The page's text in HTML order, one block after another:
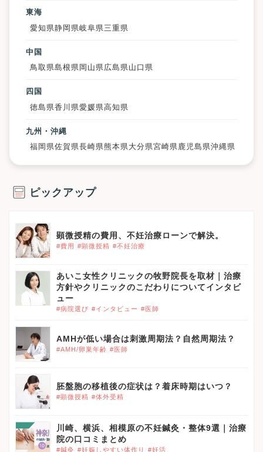
東海
愛知県静岡県岐阜県 三重県
中国
鳥取県島根県 岡山県広島県山口県
四国
徳島県香川県愛媛県高知県
九州・沖縄
福岡県佐賀県長崎県熊本県大分県宮崎県鹿児島県沖縄県
ピックアップ
顕微授精の費用、不妊治療ローンで解決。
#費用 #顕微授精 #不妊治療
あいこ女性クリニックの牧野院長を取材｜治療
方針やクリニックのこだわりについてインタビ
ュー
#病院選び #インタビュー #医師
AMHが低い場合は刺激周期法？自然周期法？
#AMH/卵巣年齢 #医師
胚盤胞の移植後の症状は？着床時期はいつ？
#顕微授精 #体外受精
川崎、横浜、相模原の不妊鍼灸・整体9選｜治療
院の口コミまとめ
#鍼灸 #妊娠しやすい体作り #妊活